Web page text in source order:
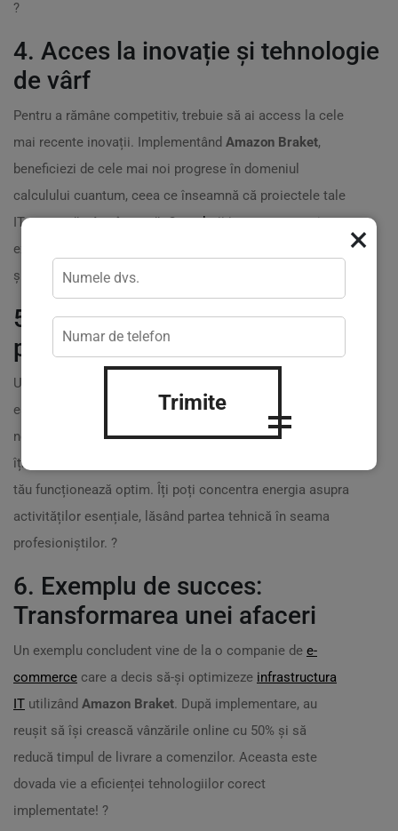
?
4. Acces la inovație și tehnologie
de vârf
Pentru a rămâne competitiv, trebuie să ai access la cele
mai recente inovații. Implementând Amazon Braket,
beneficiezi de cele mai noi progrese în domeniul
calculului cuantum, ceea ce înseamnă că proiectele tale
IT nu vor rămâne în urmă. Cusoluții inovatoare, poți
explora noi posibilități și îmbunătăți continuu produsele
și serviciile tale. ?
5. Suport tehnicși asistență
personalizată
Un alt aspect pozitiv al administrării acestor servicii
este suportul constant pe care îl primești. Echipa
noastră de specialiști cu peste 20 de ani de experiență
îți va fi alături la fiecare pas, asigurându-se că sistemul
tău funcționează optim. Îți poți concentra energia asupra
activităților esențiale, lăsând partea tehnică în seama
profesioniștilor. ?
6. Exemplu de succes:
Transformarea unei afaceri
Un exemplu concludent vine de la o companie de e-
commerce care a decis să-și optimizeze infrastructura
IT utilizând Amazon Braket. După implementare, au
reușit să își crească vânzările online cu 50% și să
reducă timpul de livrare a comenzilor. Aceasta este
dovada vie a eficienței tehnologiilor corect
implementate! ?
×
Trimite